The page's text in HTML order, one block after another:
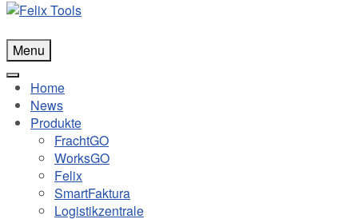
Menu
Home
News
Produkte
FrachtGO
WorksGO
Felix
SmartFaktura
Logistikzentrale